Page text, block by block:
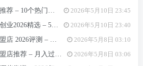
富的创业达人，创业网都能为你
梦想。
目月收益3-8万元真实对比 2026年5月10日 23:45
5万内热门项目月入3万攻略 2026年5月10日 23:40
项目值得加盟+真实费用全解析 2026年5月8日 03:10
万的6类小吃项目及选址避坑要点 2026年5月8日 03:06